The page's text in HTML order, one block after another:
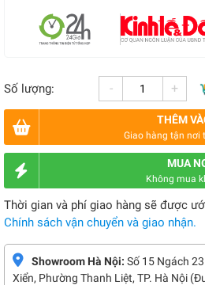
Số lượng: - +
THÊM
Giao hàng tận nơi
MUA
Không mua
Thời gian và phí giao hàng sẽ được
Chính sách vận chuyển và giao nhận.
Showroom Hà Nội: Số 15 Ngách
Xiển, Phường Thanh Liệt, TP. Hà Nội